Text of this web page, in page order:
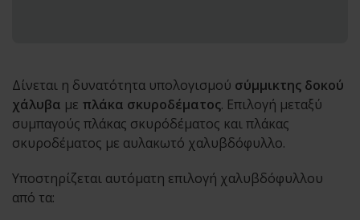
Δίνεται η δυνατότητα υπολογισμού σύμμικτης δοκού
χάλυβα με πλάκα σκυροδέματος. Επιλογή μεταξύ
συμπαγούς πλάκας σκυρόδέματος και πλάκας
σκυροδέματος με αυλακωτό χαλυβδόφυλλο.
Υποστηρίζεται αυτόματη επιλογή χαλυβδόφυλλου
από τα: